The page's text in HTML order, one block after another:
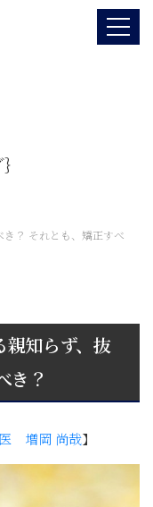
}
？ それとも、矯正すべ
知らず、抜
き？
医 増岡 尚哉】